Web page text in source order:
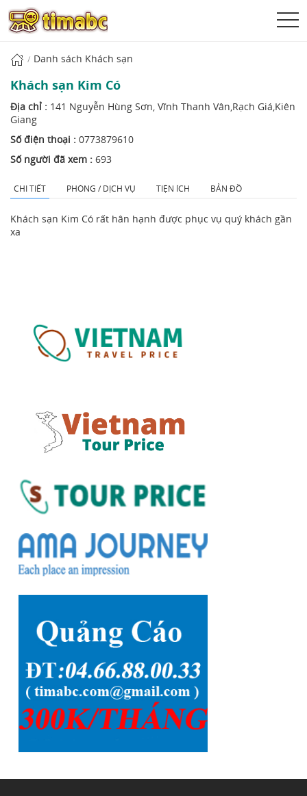
Danh sách Khách sạn
Khách sạn Kim Có
Địa chỉ : 141 Nguyễn Hùng Sơn, Vĩnh Thanh Vân,Rạch Giá,Kiên
Giang
Số điện thoại : 0773879610
Số người đã xem : 693
CHI TIẾT PHÒNG / DỊCH VỤ TIỆN ÍCH BẢN ĐỒ
Khách sạn Kim Có rất hân hạnh được phục vụ quý khách gần
xa